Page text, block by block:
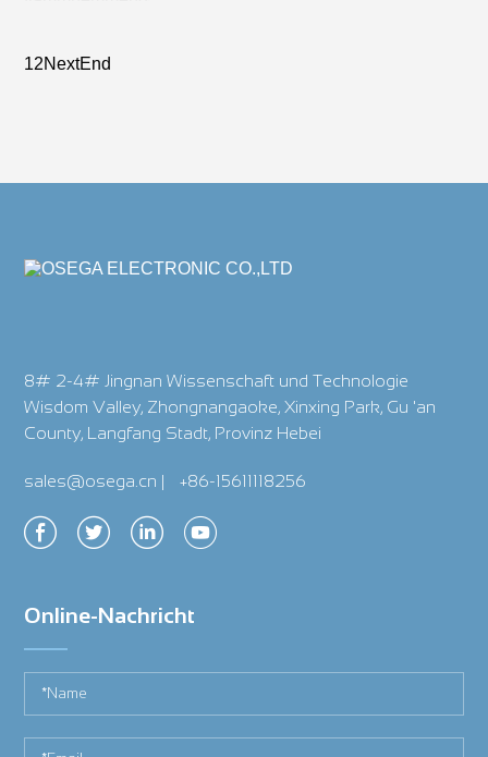
12NextEnd
8# 2-4# Jingnan Wissenschaft und Technologie
Wisdom Valley, Zhongnangaoke, Xinxing Park, Gu 'an
County, Langfang Stadt, Provinz Hebei
sales@osega.cn | +86-15611118256
Online-Nachricht